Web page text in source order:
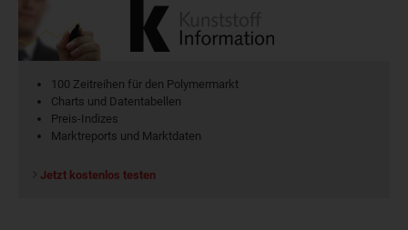
100 Zeitreihen für den Polymermarkt
Charts und Datentabellen
Preis-Indizes
Marktreports und Marktdaten
Jetzt kostenlos testen